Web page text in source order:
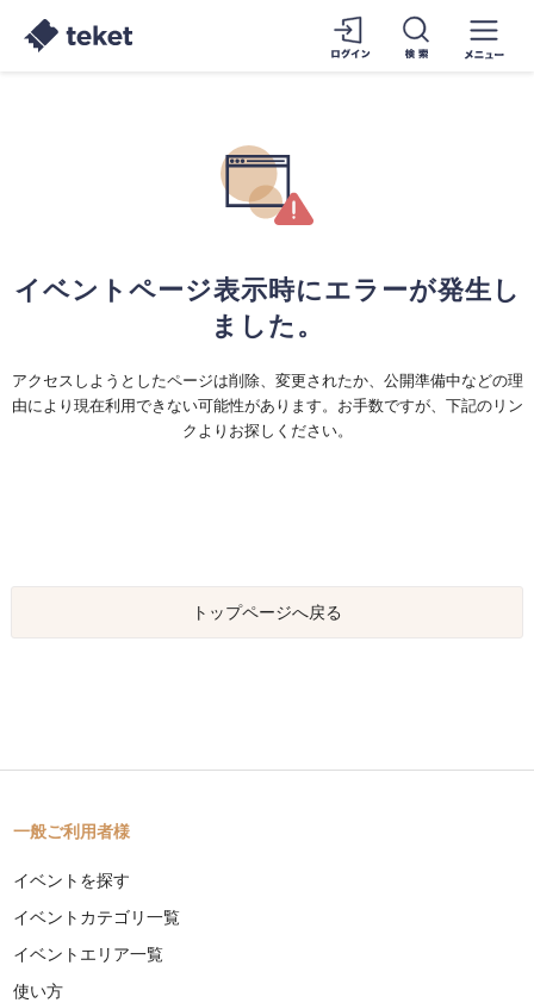
イベントページ表示時にエラーが発生し
ました。
アクセスしようとしたページは削除、変更されたか、公開準備中などの理
由により現在利用できない可能性があります。お手数ですが、下記のリン
クよりお探しください。
トップページへ戻る
一般ご利用者様
イベントを探す
イベントカテゴリ一覧
イベントエリア一覧
使い方